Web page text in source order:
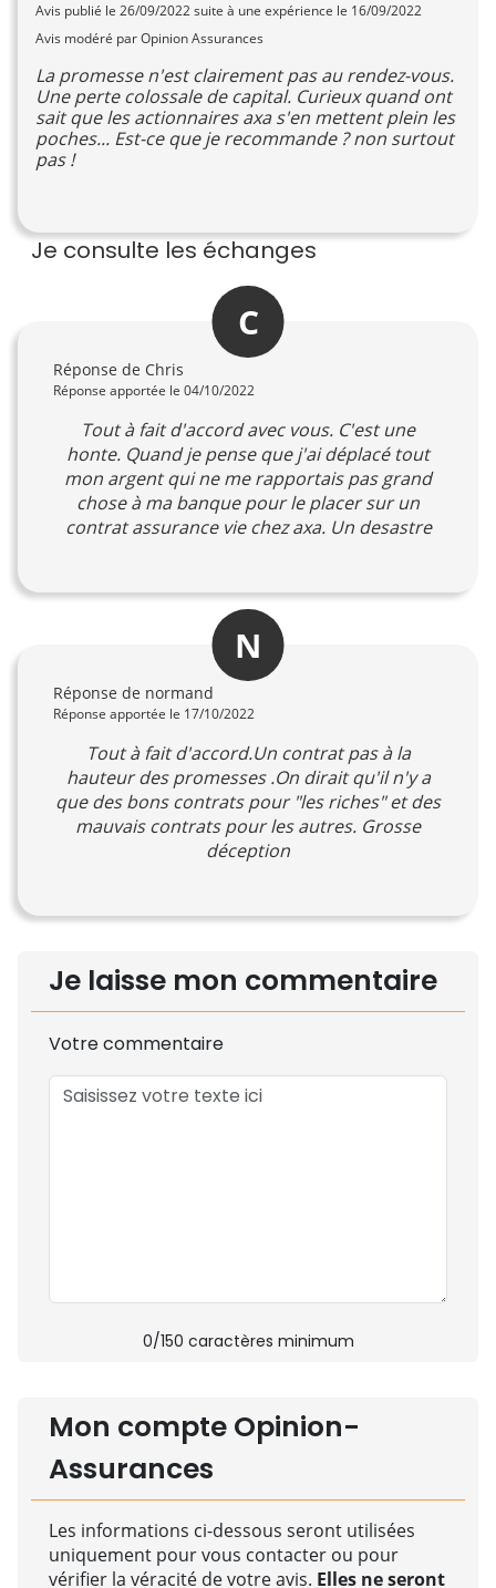
Avis publié le 26/09/2022suite à une expérience le 16/09/2022
Avis modéré par Opinion Assurances
La promesse n'est clairement pas au rendez-vous.
Une perte colossale de capital. Curieux quand ont
sait que les actionnaires axa s'en mettent plein les
poches... Est-ce que je recommande ? non surtout
pas !
Je consulte les échanges
C
Réponse de Chris
Réponse apportée le 04/10/2022
Tout à fait d'accord avec vous. C'est une
honte. Quand je pense que j'ai déplacé tout
mon argent qui ne me rapportais pas grand
chose à ma banque pour le placer sur un
contrat assurance vie chez axa. Un desastre
N
Réponse de normand
Réponse apportée le 17/10/2022
Tout à fait d'accord.Un contrat pas à la
hauteur des promesses .On dirait qu'il n'y a
que des bons contrats pour "les riches" et des
mauvais contrats pour les autres. Grosse
déception
Je laisse mon commentaire
Votre commentaire
0/150 caractères minimum
Mon compte Opinion-
Assurances
Les informations ci-dessous seront utilisées
uniquement pour vous contacter ou pour
vérifier la véracité de votre avis. Elles ne seront